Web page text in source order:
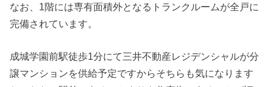
なお、1階には専有面積外となるトランクルームが全戸に
完備されています。
成城学園前駅徒歩1分にて三井不動産レジデンシャルが分
譲マンションを供給予定ですからそちらも気になります